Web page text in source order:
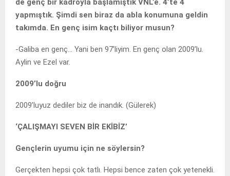
de genç bir kadroyla başlamıştık VNL’e. 4’te 4
yapmıştık. Şimdi sen biraz da abla konumuna geldin
takımda. En genç isim kaçtı biliyor musun?
-Galiba en genç… Yani ben 97’liyim. En genç olan 2009’lu.
Aylin ve Ezel var.
2009’lu doğru
2009’luyuz dediler biz de inandık. (Gülerek)
‘ÇALIŞMAYI SEVEN BİR EKİBİZ’
Gençlerin uyumu için ne söylersin?
Gerçekten hepsi çok tatlı. Hepsi bence zaten çok yetenekli.